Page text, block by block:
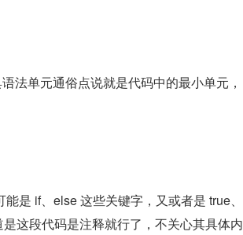
法单元通俗点说就是代码中的最小单元，
是 if、else 这些关键字，又或者是 true、
这段代码是注释就行了，不关心其具体内